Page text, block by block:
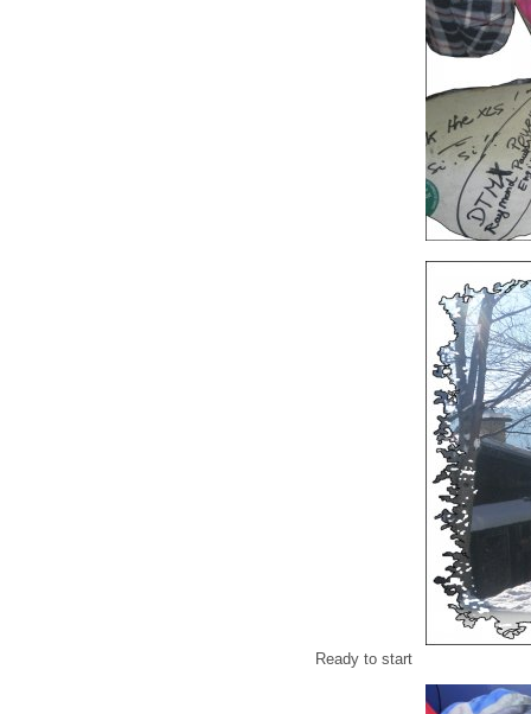
Ready to start